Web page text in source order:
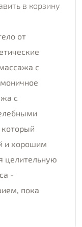
в корзину
от
с
с
и хорошим
целительную
-
пока